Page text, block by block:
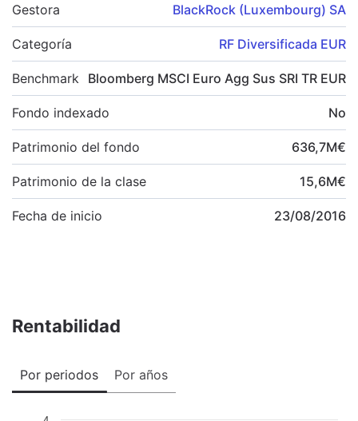
Gestora BlackRock (Luxembourg) SA
Categoría RF Diversificada EUR
Benchmark Bloomberg MSCI Euro Agg Sus SRI TR EUR
Fondo indexado No
Patrimonio del fondo 636,7M€
Patrimonio de la clase 15,6M€
Fecha de inicio 23/08/2016
Rentabilidad
Por periodos Por años